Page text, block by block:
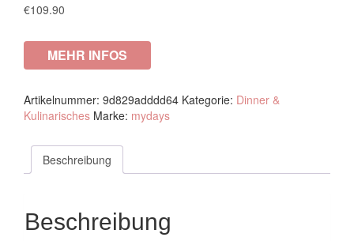
€109.90
MEHR INFOS
Artikelnummer: 9d829adddd64 Kategorie: Dinner &
Kulinarisches Marke: mydays
Beschreibung
Beschreibung